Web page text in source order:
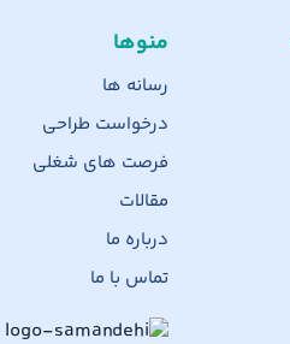
منوها
رسانه ها
درخواست طراحی
فرصت های شغلی
مقالات
درباره ما
تماس با ما